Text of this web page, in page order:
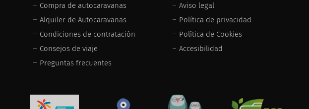
Compra de autocaravanas
Alquiler de Autocaravanas
Condiciones de contratación
Consejos de viaje
Preguntas frecuentes
Aviso legal
Política de privacidad
Política de Cookies
Accesibilidad